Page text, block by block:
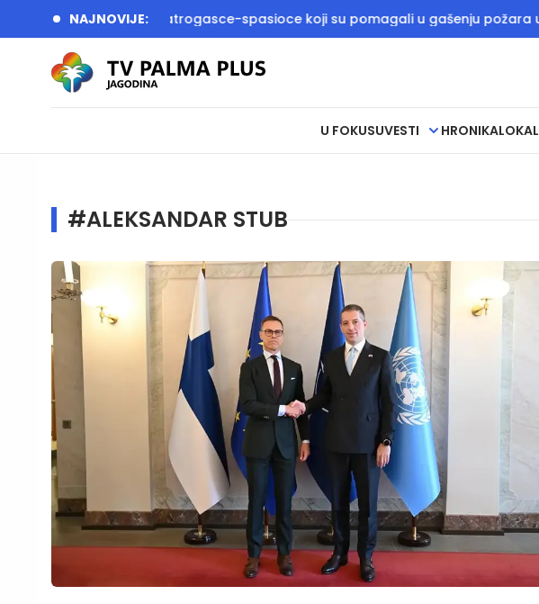
NAJNOVIJE:
Dačić dočekali vatrogasce-spasioce koji su pomagali u gašenju požara u Španiji
U FOKUSUVESTI HRONIKALOKAL
#ALEKSANDAR STUB